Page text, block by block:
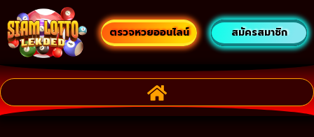
ตรวจหวยออนไลน์ สมัครสมาชิก